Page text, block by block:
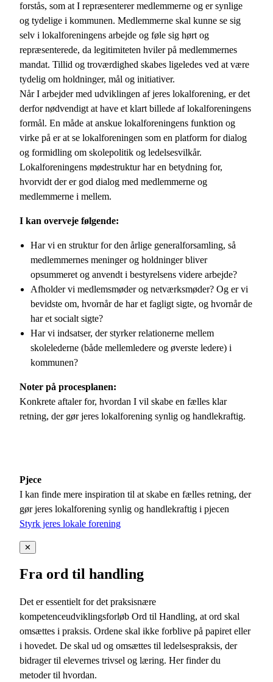
forstås, som at I repræsenterer medlemmerne og er synlige
og tydelige i kommunen. Medlemmerne skal kunne se sig
selv i lokalforeningens arbejde og føle sig hørt og
repræsenterede, da legitimiteten hviler på medlemmernes
mandat. Tillid og troværdighed skabes ligeledes ved at være
tydelig om holdninger, mål og initiativer.
Når I arbejder med udviklingen af jeres lokalforening, er det
derfor nødvendigt at have et klart billede af lokalforeningens
formål. En måde at anskue lokalforeningens funktion og
virke på er at se lokalforeningen som en platform for dialog
og formidling om skolepolitik og ledelsesvilkår.
Lokalforeningens mødestruktur har en betydning for,
hvorvidt der er god dialog med medlemmerne og
medlemmerne i mellem.
I kan overveje følgende:
Har vi en struktur for den årlige generalforsamling, så
medlemmernes meninger og holdninger bliver
opsummeret og anvendt i bestyrelsens videre arbejde?
Afholder vi medlemsmøder og netværksmøder? Og er vi
bevidste om, hvornår de har et fagligt sigte, og hvornår de
har et socialt sigte?
Har vi indsatser, der styrker relationerne mellem
skolelederne (både mellemledere og øverste ledere) i
kommunen?
Noter på procesplanen:
Konkrete aftaler for, hvordan I vil skabe en fælles klar
retning, der gør jeres lokalforening synlig og handlekraftig.
Pjece
I kan finde mere inspiration til at skabe en fælles retning, der
gør jeres lokalforening synlig og handlekraftig i pjecen
Styrk jeres lokale forening
✕
Fra ord til handling
Det er essentielt for det praksisnære
kompetenceudviklingsforløb Ord til Handling, at ord skal
omsættes i praksis. Ordene skal ikke forblive på papiret eller
i hovedet. De skal ud og omsættes til ledelsespraksis, der
bidrager til elevernes trivsel og læring. Her finder du
metoder til hvordan.